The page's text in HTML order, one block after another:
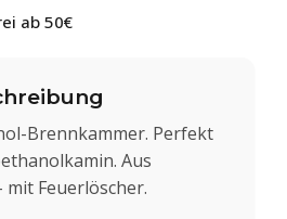
ab 50€
Brennkammer. Perfekt
Aus
Feuerlöscher.